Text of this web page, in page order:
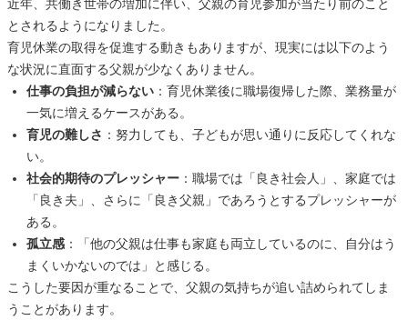
近年、共働き世帯の増加に伴い、父親の育児参加が当たり前のこと
とされるようになりました。
育児休業の取得を促進する動きもありますが、現実には以下のよう
な状況に直面する父親が少なくありません。
仕事の負担が減らない ：育児休業後に職場復帰した際、業務量が
一気に増えるケースがある。
育児の難しさ ：努力しても、子どもが思い通りに反応してくれな
い。
社会的期待のプレッシャー ：職場では「良き社会人」、家庭では
「良き夫」、さらに「良き父親」であろうとするプレッシャーが
ある。
孤立感 ：「他の父親は仕事も家庭も両立しているのに、自分はう
まくいかないのでは」と感じる。
こうした要因が重なることで、父親の気持ちが追い詰められてしま
うことがあります。